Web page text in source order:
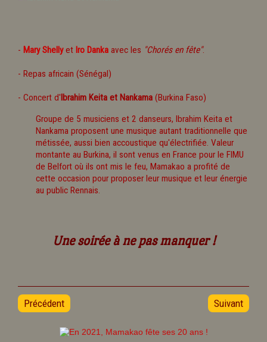
- Mary Shellyet Iro Danka avec les "Chorés en fête".
- Repas africain (Sénégal)
- Concert d'Ibrahim Keita et Nankama (Burkina Faso)
Groupe de 5 musiciens et 2 danseurs, Ibrahim Keita et
Nankama proposent une musique autant traditionnelle que
métissée, aussi bien accoustique qu'électrifiée. Valeur
montante au Burkina, il sont venus en France pour le FIMU
de Belfort où ils ont mis le feu, Mamakao a profité de
cette occasion pour proposer leur musique et leur énergie
au public Rennais.
Une soirée à ne pas manquer !
Précédent Suivant